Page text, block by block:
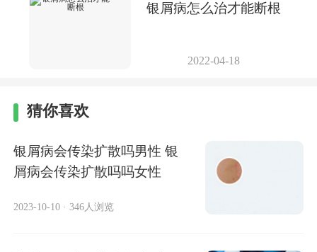
银屑病怎么治才能断根
2022-04-18
猜你喜欢
银屑病会传染扩散吗男性 银
屑病会传染扩散吗吗女性
2023-10-10 · 346人浏览